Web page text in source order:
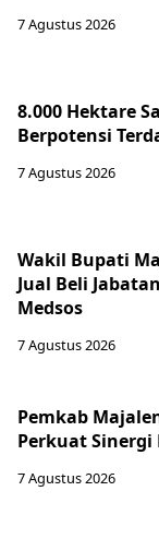
7 Agustus 2026
8.000 Hektare
Berpotensi
7 Agustus 2026
Wakil Bupati
Jual Beli
Medsos
7 Agustus 2026
Pemkab
Perkuat
7 Agustus 2026